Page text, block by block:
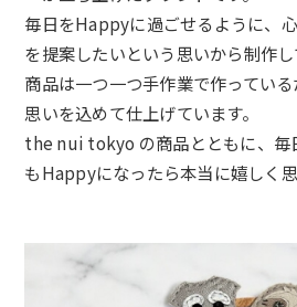
毎日をHappyに過ごせるように、
を提案したいという思いから制作し
商品は一つ一つ手作業で作っている
思いを込めて仕上げています。
the nui tokyo の商品とともに、毎
もHappyになったら本当に嬉しく思